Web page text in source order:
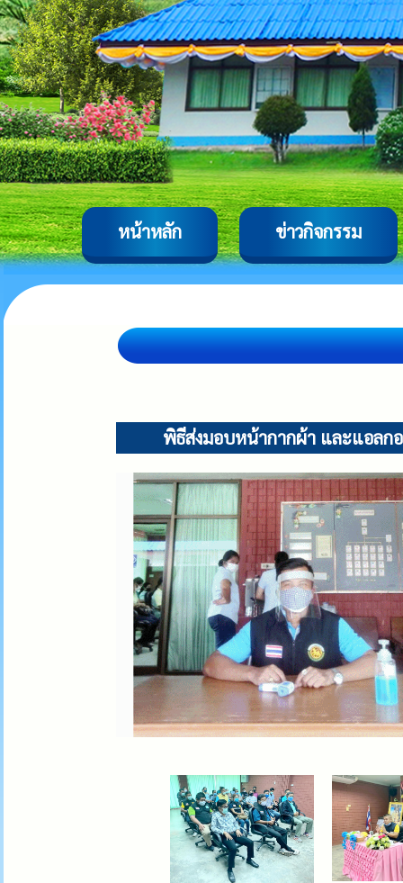
หน้าหลัก ข่าวกิจกรรม
พิธีส่งมอบหน้ากากผ้า และแอลกอ